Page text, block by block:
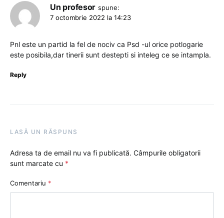
Un profesor spune:
7 octombrie 2022 la 14:23
Pnl este un partid la fel de nociv ca Psd -ul orice potlogarie
este posibila,dar tinerii sunt destepti si inteleg ce se intampla.
Reply
LASĂ UN RĂSPUNS
Adresa ta de email nu va fi publicată. Câmpurile obligatorii
sunt marcate cu *
Comentariu *